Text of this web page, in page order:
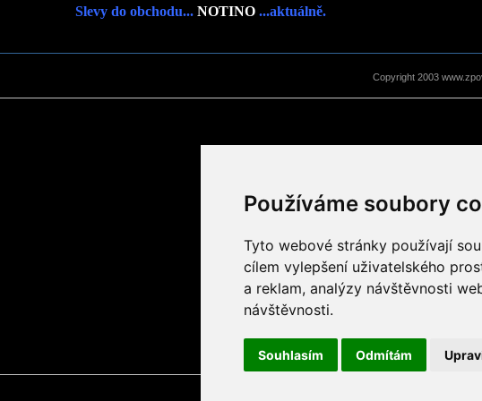
Používáme soubory
Tyto webové stránky používají
cílem vylepšení uživatelského
a reklam, analýzy návštěvnosti
návštěvnosti.
Souhlasím Odmítám
Slevy do obchodu... NOTINO ...aktuálně.
Copyright 2003